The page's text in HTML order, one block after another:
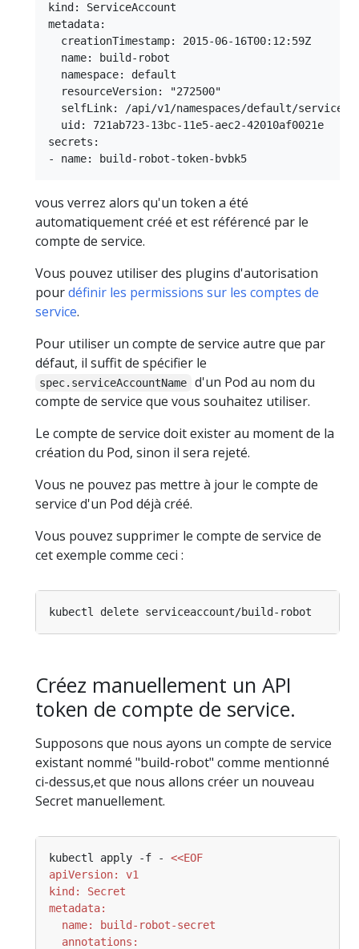
kind: ServiceAccount
metadata:
  creationTimestamp: 2015-06-16T00:12:59Z
  name: build-robot
  namespace: default
  resourceVersion: "272500"
selfLink: /api/v1/namespaces/default/
  uid: 721ab723-13bc-11e5-aec2-42010af0021e
secrets:
vous verrez alors qu'un token a été
automatiquement créé et est référencé par le
compte de service.
Vous pouvez utiliser des plugins d'autorisation
pourdéfinir les permissions sur les comptes de
service.
Pour utiliser un compte de service autre que par
défaut, il suffit de spécifier le
spec.serviceAccountName
d'un Pod au nom du
compte de service que vous souhaitez utiliser.
Le compte de service doit exister au moment de la
création du Pod, sinon il sera rejeté.
Vous ne pouvez pas mettre à jour le compte de
service d'un Pod déjà créé.
Vous pouvez supprimer le compte de service de
cet exemple comme ceci :
Créez manuellement un API
token de compte de service.
Supposons que nous ayons un compte de service
existant nommé "build-robot" comme mentionné
ci-dessus,et que nous allons créer un nouveau
Secret manuellement.
kubectl apply -f -